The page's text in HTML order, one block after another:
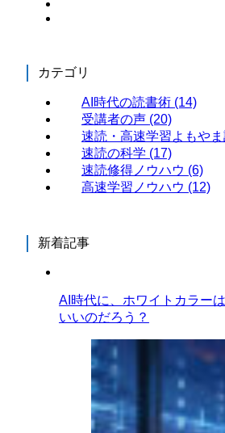
カテゴリ
AI時代の読書術 (14)
受講者の声 (20)
速読・高速学習よもや
速読の科学 (17)
速読修得ノウハウ (6)
高速学習ノウハウ (12)
新着記事
AI時代に、ホワイトカラー
いいのだろう？